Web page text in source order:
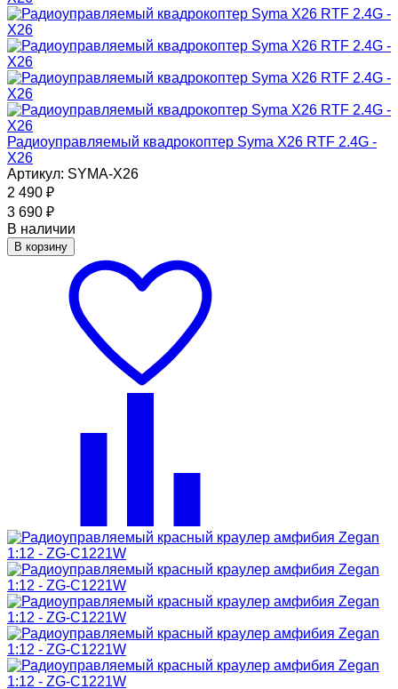
Радиоуправляемый квадрокоптер Syma X26 RTF 2.4G -
X26
Артикул: SYMA-X26
2 490 ₽
3 690 ₽
В наличии
В корзину